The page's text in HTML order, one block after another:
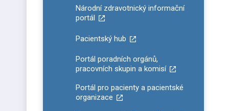
Národní zdravotnický informační
portál
Pacientský hub
Portál poradních orgánů,
pracovních skupin a komisí
Portál pro pacienty a pacientské
organizace